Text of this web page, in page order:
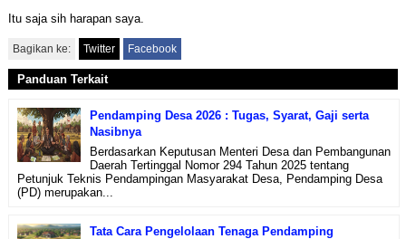
Itu saja sih harapan saya.
Bagikan ke: Twitter Facebook
Panduan Terkait
Pendamping Desa 2026 : Tugas, Syarat, Gaji serta
Nasibnya
Berdasarkan Keputusan Menteri Desa dan Pembangunan
Daerah Tertinggal Nomor 294 Tahun 2025 tentang
Petunjuk Teknis Pendampingan Masyarakat Desa, Pendamping Desa
(PD) merupakan...
Tata Cara Pengelolaan Tenaga Pendamping